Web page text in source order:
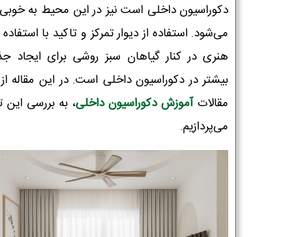
دکوراسیون داخلی است نیز در این محیط به
می‌شود. استفاده از دیوار تمرکز و تاکید با استفاده
هنری در کنار گیاهان سبز روشی برای ایجاد
بیشتر در دکوراسیون داخلی است. در این مقاله
مقالاتآموزش دکوراسیون داخلی، به بررسی این
می‌پردازیم.